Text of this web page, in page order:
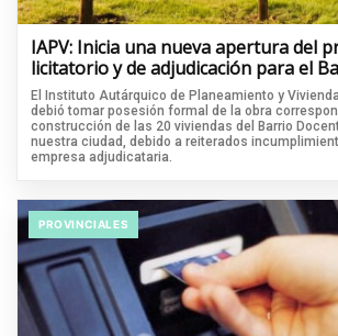
IAPV: Inicia una nueva apertura del
licitatorio y de adjudicación para el
El Instituto Autárquico de Planeamiento y
debió tomar posesión formal de la obra
construcción de las 20 viviendas del Barrio
nuestra ciudad, debido a reiterados
empresa adjudicataria.
PROVINCIALES